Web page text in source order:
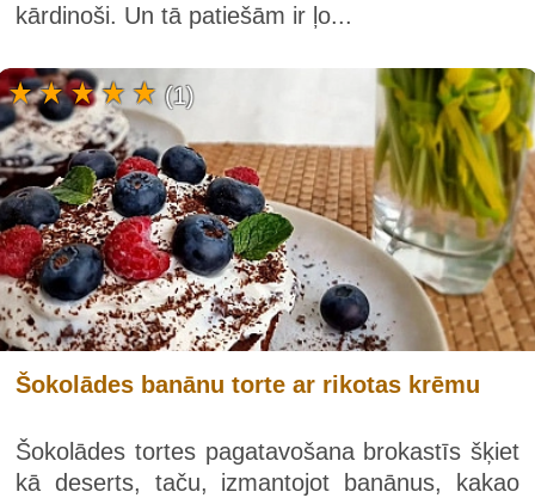
kārdinoši. Un tā patiešām ir ļo...
Šokolādes banānu torte ar rikotas krēmu
Šokolādes tortes pagatavošana brokastīs šķiet
kā deserts, taču, izmantojot banānus, kakao
(1)